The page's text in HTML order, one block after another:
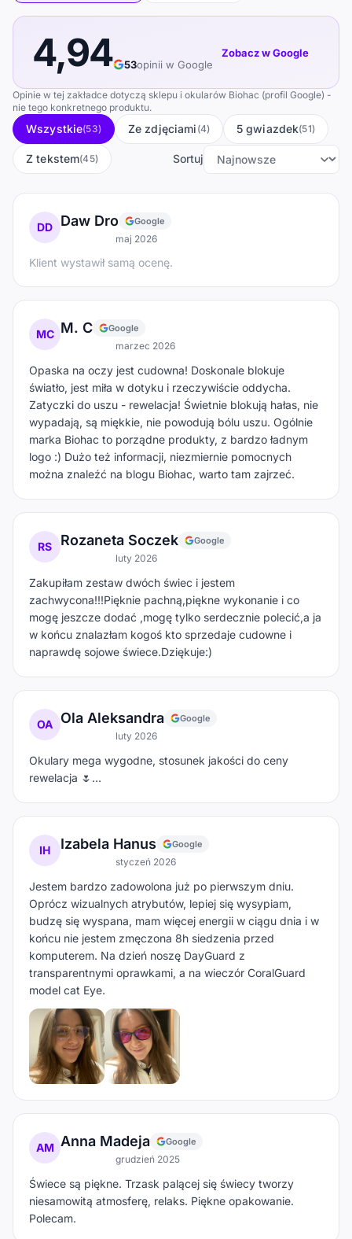
4,94 53opinii w Google
Zobacz w Google
Opinie w tej zakładce dotyczą sklepu i okularów Biohac (profil Google) -
nie tego konkretnego produktu.
Wszystkie(53) Ze zdjęciami (4) 5 gwiazdek(51)
Z tekstem(45) Sortuj
DD Daw Dro Google
maj 2026
Klient wystawił samą ocenę.
MC M. C Google
marzec 2026
Opaska na oczy jest cudowna! Doskonale blokuje
światło, jest miła w dotyku i rzeczywiście oddycha.
Zatyczki do uszu - rewelacja! Świetnie blokują hałas, nie
wypadają, są miękkie, nie powodują bólu uszu. Ogólnie
marka Biohac to porządne produkty, z bardzo ładnym
logo :) Dużo też informacji, niezmiernie pomocnych
można znaleźć na blogu Biohac, warto tam zajrzeć.
RS Rozaneta Soczek Google
luty 2026
Zakupiłam zestaw dwóch świec i jestem
zachwycona!!!Pięknie pachną,piękne wykonanie i co
mogę jeszcze dodać ,mogę tylko serdecznie polecić,a ja
w końcu znalazłam kogoś kto sprzedaje cudowne i
naprawdę sojowe świece.Dziękuje:)
OA Ola Aleksandra Google
luty 2026
Okulary mega wygodne, stosunek jakości do ceny
rewelacja 🌷…
IH Izabela Hanus Google
styczeń 2026
Jestem bardzo zadowolona już po pierwszym dniu.
Oprócz wizualnych atrybutów, lepiej się wysypiam,
budzę się wyspana, mam więcej energii w ciągu dnia i w
końcu nie jestem zmęczona 8h siedzenia przed
komputerem. Na dzień noszę DayGuard z
transparentnymi oprawkami, a na wieczór CoralGuard
model cat Eye.
AM Anna Madeja Google
grudzień 2025
Świece są piękne. Trzask palącej się świecy tworzy
niesamowitą atmosferę, relaks. Piękne opakowanie.
Polecam.